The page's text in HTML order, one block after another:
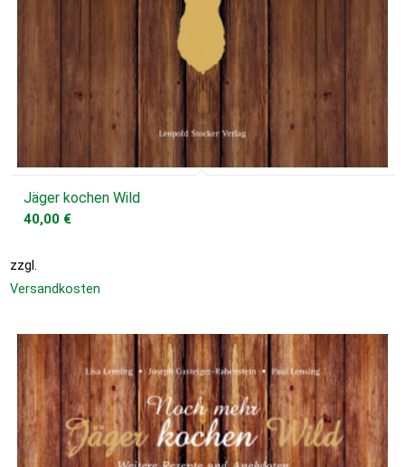
Jäger kochen Wild
40,00 €
zzgl.
Versandkosten